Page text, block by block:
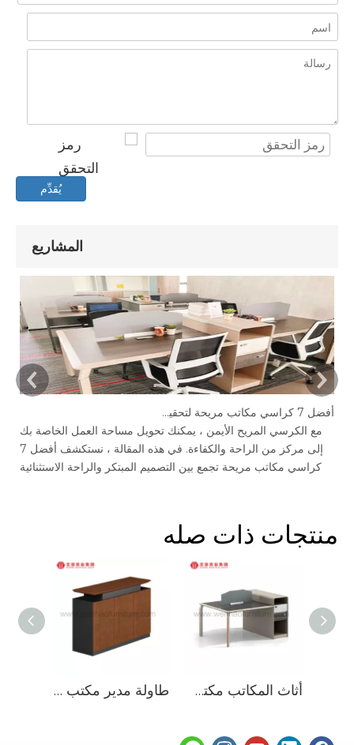
يُقدِّم
المشاريع
أفضل 7 كراسي مكاتب مريحة لتحقيق أقصى إنتاجية في عام 2025
مع الكرسي المريح الأيمن ، يمكنك تحويل مساحة العمل الخاصة بك
إلى مركز من الراحة والكفاءة. في هذه المقالة ، نستكشف أفضل 7
كراسي مكاتب مريحة تجمع بين التصميم المبتكر والراحة الاستثنائية
منتجات ذات صله
طاولة مدير مكتب Win Hope للأثاث المكتبي أثاث المكاتب مكتب مكتبي حديث وحدات 2 4 6 أشخاص مقصورة محطة عمل مكتبية لمساحة الموظفين